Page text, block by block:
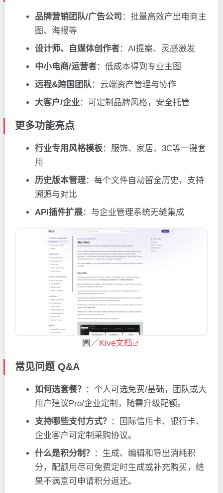
品牌营销团队/广告公司 ：批量高效产出电商主
图、海报等
设计师、自媒体创作者：AI提案、灵感激发
中小电商/运营者：低成本得到专业主图
远程&跨国团队：云端资产管理与协作
大客户/企业：可定制品牌风格，安全托管
更多功能亮点
行业专用风格模板：服饰、家居、3C等一键套
用
历史版本管理：每个文件自动留全历史，支持
溯源与对比
API插件扩展：与企业管理系统无缝集成
圖／ Kive文档
常见问题 Q&A
如何选套餐？ ：个人可选免费/基础，团队或大
用户建议Pro/企业定制，随需升级配额。
支持哪些支付方式？ ：国际信用卡、银行卡、
企业客户可定制采购协议。
什么是积分制？ ：生成、编辑和导出消耗积
分，配额用尽可免费定时生成或补充购买，结
果不满意可申请积分返还。